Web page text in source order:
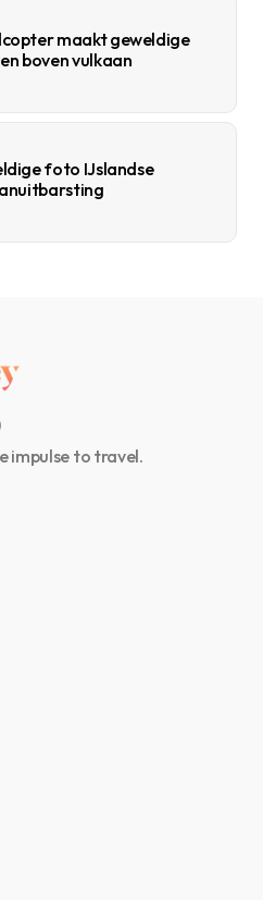
maakt geweldige
boven vulkaan
foto IJslandse
impulse to travel.